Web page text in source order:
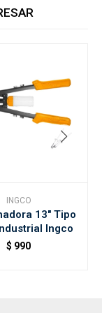
INGCO
13" Tipo
Ingco
$ 990